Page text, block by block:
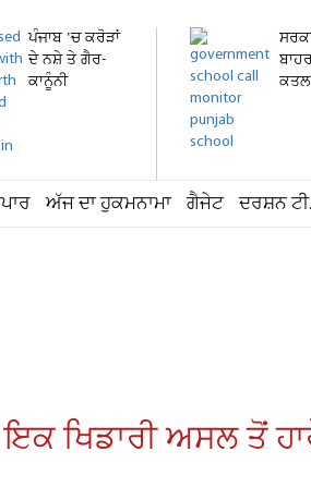
ਪੰਜਾਬ 'ਚ ਕਰੋੜਾਂ
ਦੇ ਨਸ਼ੇ ਤੇ ਗੈਰ-
ਕਾਨੂੰਨੀ
ਕਤਲ
ਅੱਜ ਦਾ ਹੁਕਮਨਾਮਾ ਗੈਜੇਟ ਦਰਸ਼ਨ
ਖਿਡਾਰੀ ਅਸਲ ਤੋਂ